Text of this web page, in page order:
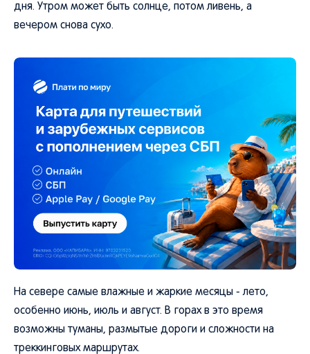
дня. Утром может быть солнце, потом ливень, а
вечером снова сухо.
На севере самые влажные и жаркие месяцы - лето,
особенно июнь, июль и август. В горах в это время
возможны туманы, размытые дороги и сложности на
треккинговых маршрутах.